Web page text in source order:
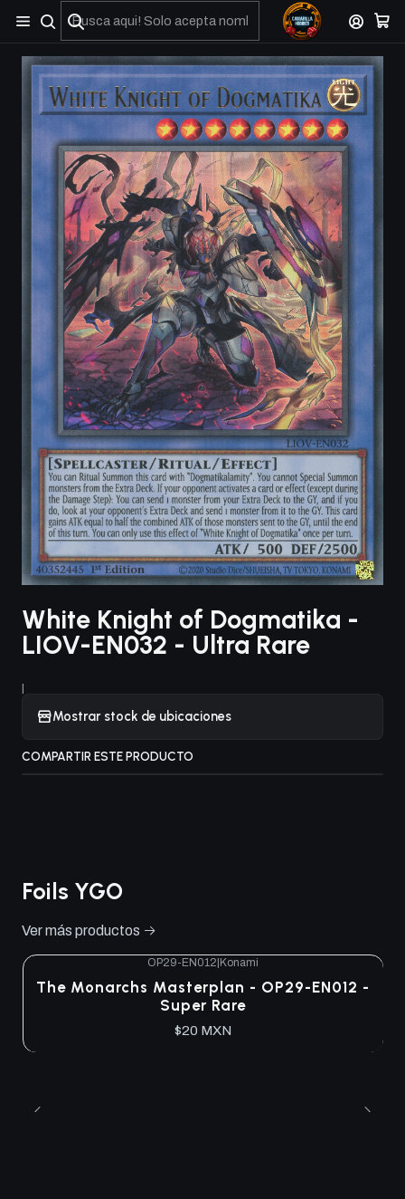
No olviden reportar sus depositos y transferencias por Whatsapp
White Knight of Dogmatika -
LIOV-EN032 - Ultra Rare
|
Mostrar stock de ubicaciones
COMPARTIR ESTE PRODUCTO
Foils YGO
Ver más productos
OP29-EN012 Konami
The Monarchs Masterplan - OP29-EN012 -
Super Rare
$20 MXN